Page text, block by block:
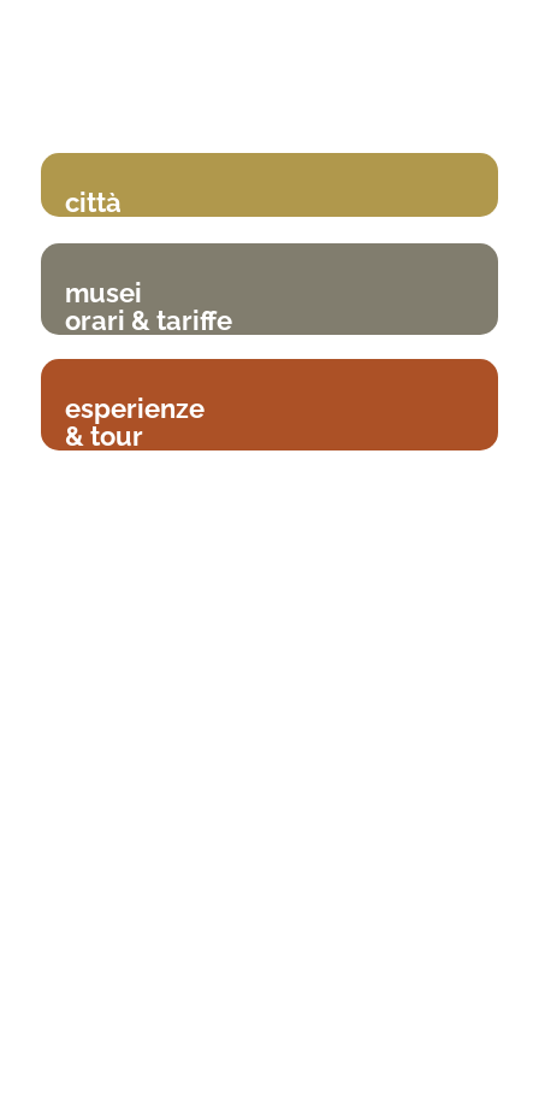
città
musei
orari & tariffe
esperienze
& tour